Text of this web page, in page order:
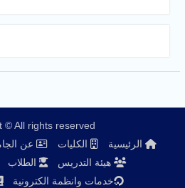
© All rights reserved.
الرئيسية
الكليات عن
هيئة التدريس
الطلاب
خدمات وانظمة الكترونية